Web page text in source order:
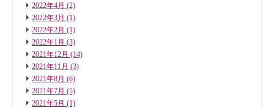
2022年4月 (2)
2022年3月 (1)
2022年2月 (1)
2022年1月 (3)
2021年12月 (14)
2021年11月 (3)
2021年8月 (6)
2021年7月 (5)
2021年5月 (1)